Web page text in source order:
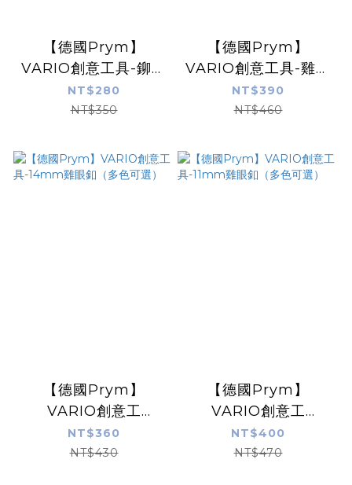
【德國Prym】
VARIO創意工具-鉚釘
（3尺寸可選）
NT$280
NT$350
【德國Prym】
VARIO創意工具-雞眼
釦(11mm／14mm)
NT$390
NT$460
【德國Prym】
VARIO創意工
具-14mm雞眼釦（多
色可選）
NT$360
NT$430
【德國Prym】
VARIO創意工
具-11mm雞眼釦（多
色可選）
NT$400
NT$470